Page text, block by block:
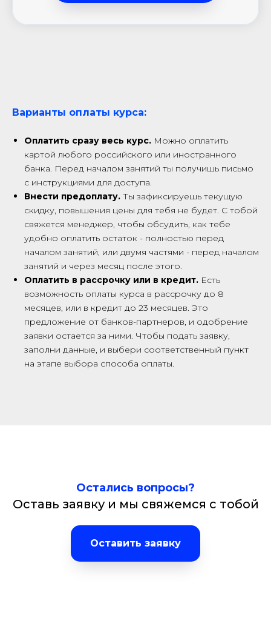
Варианты оплаты курса:
Оплатить сразу весь курс. Можно оплатить
картой любого российского или иностранного
банка. Перед началом занятий ты получишь письмо
с инструкциями для доступа.
Внести предоплату. Ты зафиксируешь текущую
скидку, повышения цены для тебя не будет. С тобой
свяжется менеджер, чтобы обсудить, как тебе
удобно оплатить остаток - полностью перед
началом занятий, или двумя частями - перед началом
занятий и через месяц после этого.
Оплатить в рассрочку или в кредит. Есть
возможность оплаты курса в рассрочку до 8
месяцев, или в кредит до 23 месяцев. Это
предложение от банков-партнеров, и одобрение
заявки остается за ними. Чтобы подать заявку,
заполни данные, и выбери соответственный пункт
на этапе выбора способа оплаты.
Остались вопросы?
Оставь заявку и мы свяжемся с тобой
Оставить заявку